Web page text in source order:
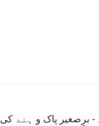
برِصغیر پاک و ہند